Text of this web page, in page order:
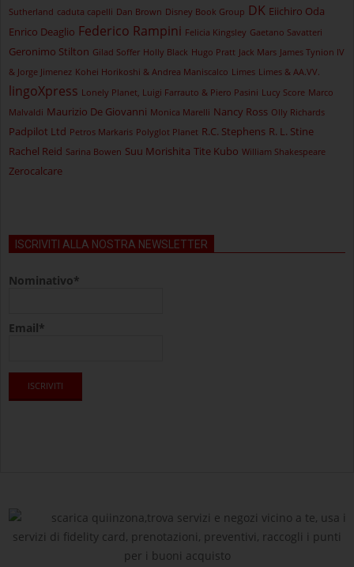
Sutherland caduta capelli Dan Brown Disney Book Group DK Eiichiro Oda
Enrico Deaglio Federico Rampini Felicia Kingsley Gaetano Savatteri
Geronimo Stilton Gilad Soffer Holly Black Hugo Pratt Jack Mars James Tynion IV
& Jorge Jimenez Kohei Horikoshi & Andrea Maniscalco Limes Limes & AA.VV.
lingoXpress Lonely Planet, Luigi Farrauto & Piero Pasini Lucy Score Marco
Malvaldi Maurizio De Giovanni Monica Marelli Nancy Ross Olly Richards
Padpilot Ltd Petros Markaris Polyglot Planet R.C. Stephens R. L. Stine
Rachel Reid Sarina Bowen Suu Morishita Tite Kubo William Shakespeare
Zerocalcare
ISCRIVITI ALLA NOSTRA NEWSLETTER
Nominativo*
Email*
scarica quiinzona,trova servizi e negozi vicino a te, usa i
servizi di fidelity card, prenotazioni, preventivi, raccogli i punti
per i buoni acquisto